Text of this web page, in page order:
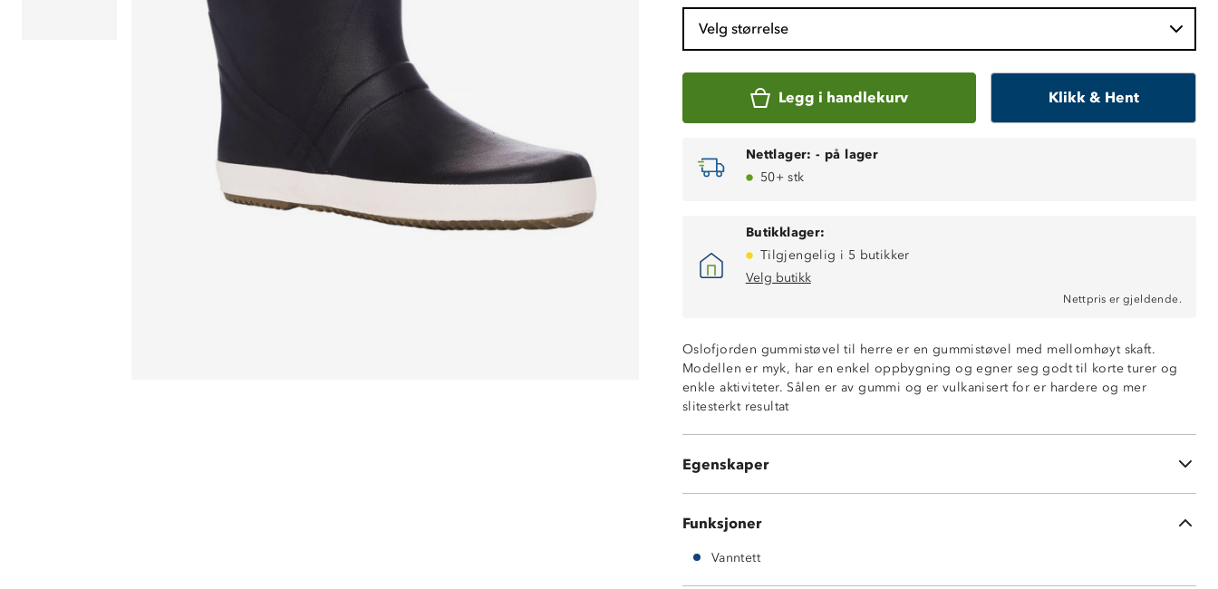
Velg størrelse
Legg i handlekurv Klikk & Hent
Nettlager: - på lager
50+ stk
Butikklager:
Tilgjengelig i 5 butikker
Velg butikk
Nettpris er gjeldende.
Oslofjorden gummistøvel til herre er en gummistøvel med mellomhøyt skaft.
Modellen er myk, har en enkel oppbygning og egner seg godt til korte turer og
enkle aktiviteter. Sålen er av gummi og er vulkanisert for er hardere og mer
slitesterkt resultat
Egenskaper
Vanntett
Vulkanisert gummisåle
Funksjoner
Vanntett